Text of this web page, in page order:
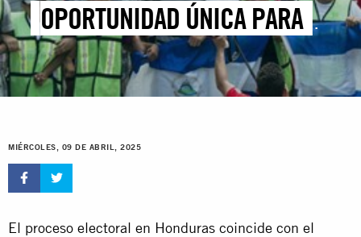
OPORTUNIDAD ÚNICA PARA
COMPROMETERSE CON LOS
DERECHOS HUMANOS
MIÉRCOLES, 09 DE ABRIL, 2025
El proceso electoral en Honduras coincide con el